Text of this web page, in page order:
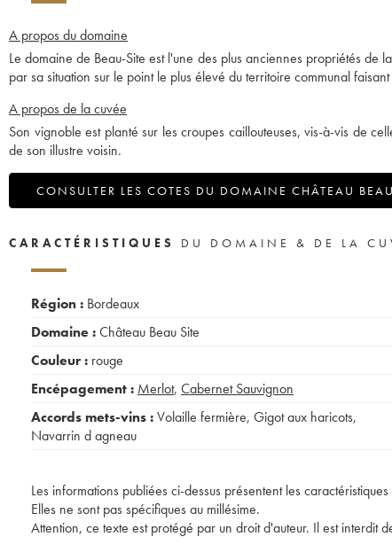
A propos du domaine
Le domaine de Beau-Site est l'une des plus anciennes propriétés de
par sa situation sur le point le plus élevé du territoire communal
A propos de la cuvée
Son vignoble est planté sur les croupes caillouteuses, vis-à-vis de
de son illustre voisin.
CONSULTER LES COTES DU DOMAINE CHÂTEAU
CARACTÉRISTIQUES DU DOMAINE & DE LA
Région : Bordeaux
Domaine :Château Beau Site
Couleur : rouge
Encépagement : Merlot, Cabernet Sauvignon
Accords mets-vins :Volaille fermière, Gigot aux haricots,
Navarrin d agneau
Les informations publiées ci-dessus présentent les
Elles ne sont pas spécifiques au millésime.
Attention, ce texte est protégé par un droit d'auteur. Il est